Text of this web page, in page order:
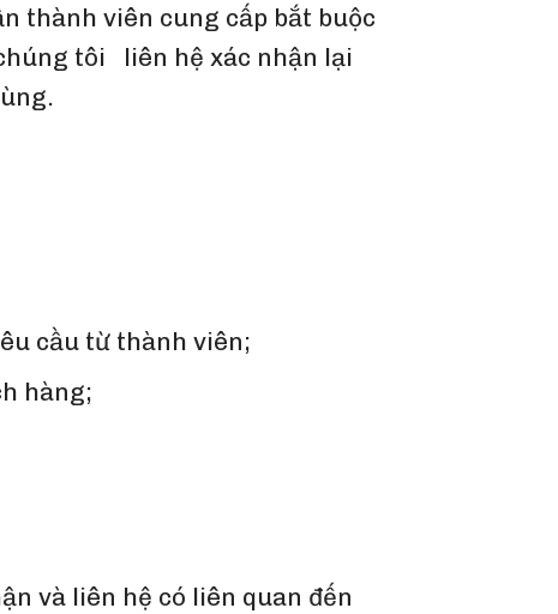
thành viên cung cấp bắt buộc
tôi liên hệ xác nhận lại
cầu từ thành viên;
hàng;
và liên hệ có liên quan đến